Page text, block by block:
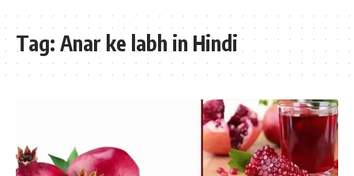
Tag: Anar ke labh in Hindi